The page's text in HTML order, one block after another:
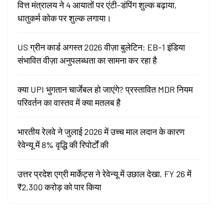
वित्त मंत्रालय ने 4 आयातों पर एंटी-डंपिंग शुल्क बढ़ाया,
धातुकर्म कोक पर शुल्क लगाया।
US ग्रीन कार्ड अगस्त 2026 वीज़ा बुलेटिन: EB-1 इंडिया
संभावित वीज़ा अनुपलब्धता का सामना कर रहा है
क्या UPI भुगतान चार्जेबल हो जाएंगे? प्रस्तावित MDR नियम
परिवर्तन का वास्तव में क्या मतलब है
भारतीय रेलवे ने जुलाई 2026 में उच्च माल लदान के कारण
रेवेन्यू में 8% वृद्धि की रिपोर्टों की
उत्तर प्रदेश एग्री मार्केट्स ने रेवेन्यू में उछाल देखा, FY 26 में
₹2,300 करोड़ को पार किया